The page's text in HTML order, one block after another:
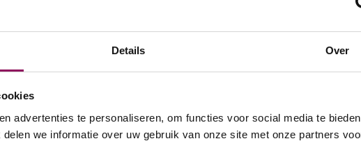
Details Over
advertenties te personaliseren, om functies voor social media te
we informatie over uw gebruik van onze site met onze partners